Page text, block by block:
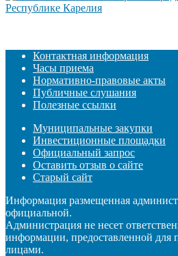
Контактная информация
Часы приема
Нормативно-правовые акты
Публичные слушания
Полезные ссылки
Муниципальные закупки
Инвестиционные площадки
Официальный запрос
Оставить отзыв о сайте
Старый сайт
Информация размещенная
официальной.
Администрация не несет
информации, предоставленной для
лицами.